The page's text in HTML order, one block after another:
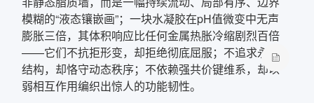
模糊的“液态镶嵌画”；一块水凝胶在pH值微变中无声
膨胀三倍，其体积响应比任何金属热胀冷缩剧烈百倍
——它们不抗拒形变，却拒绝彻底屈服；不追求永恒
结构，却恪守动态秩序；不依赖强共价键维系，却以
弱相互作用编织出惊人的功能韧性。